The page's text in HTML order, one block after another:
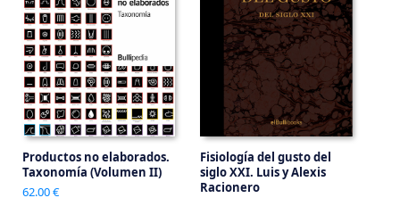
Productos no elaborados.
Taxonomía (Volumen II)
62.00 €
Fisiología del gusto del
siglo XXI. Luis y Alexis
Racionero